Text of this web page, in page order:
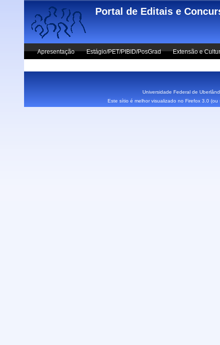
Skip to main content
Portal de Editais e
Apresentação Estágio/PET/PIBID/PosGrad Extensão e
Universidade Federal de
Este sítio é melhor visualizado no Firefox 3.0